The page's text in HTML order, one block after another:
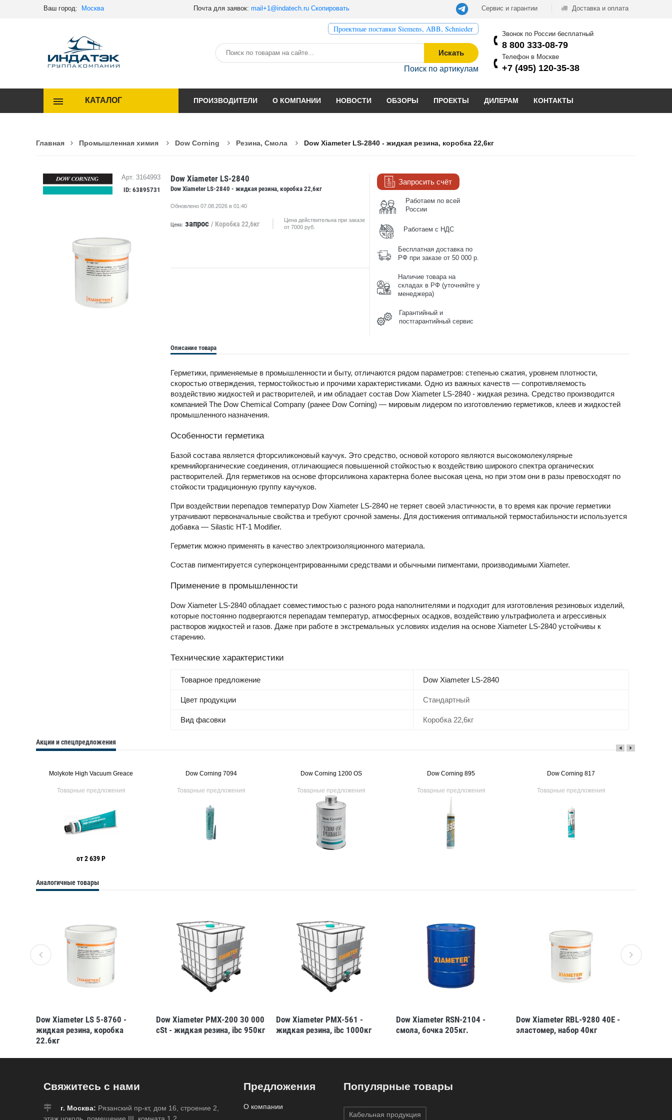
Ваш город: Москва Почта для заявок: mail+1@indatech.ru Скопировать Сервис и гарантии Доставка и оплата
Проектные поставки Siemens, ABB, Schnieder
Искать
Поиск по артикулам
Звонок по России бесплатный
8 800 333-08-79
Телефон в Москве
+7 (495) 120-35-38
КАТАЛОГ ПРОИЗВОДИТЕЛИ О КОМПАНИИ НОВОСТИ ОБЗОРЫ ПРОЕКТЫ ДИЛЕРАМ КОНТАКТЫ
Главная Промышленная химия Dow Corning Резина, Смола Dow Xiameter LS-2840 - жидкая резина, коробка 22,6кг
Арт. 3164993
ID: 63895731
Dow Xiameter LS-2840
Dow Xiameter LS-2840 - жидкая резина, коробка 22,6кг
Обновлено 07.08.2026 в 01:40
Цена: запрос / Коробка 22,6кг
Цена действительна при заказе
от 7000 руб.
Запросить счёт
Работаем по всей
России
Работаем с НДС
Бесплатная доставка по
РФ при заказе от 50 000 р.
Наличие товара на
складах в РФ (уточняйте у
менеджера)
Гарантийный и
постгарантийный сервис
Описание товара
Герметики, применяемые в промышленности и быту, отличаются рядом параметров: степенью сжатия, уровнем плотности,
скоростью отверждения, термостойкостью и прочими характеристиками. Одно из важных качеств — сопротивляемость
воздействию жидкостей и растворителей, и им обладает состав Dow Xiameter LS-2840 - жидкая резина. Средство производится
компанией The Dow Chemical Company (ранее Dow Corning) — мировым лидером по изготовлению герметиков, клеев и жидкостей
промышленного назначения.
Особенности герметика
Базой состава является фторсиликоновый каучук. Это средство, основой которого являются высокомолекулярные
кремнийорганические соединения, отличающиеся повышенной стойкостью к воздействию широкого спектра органических
растворителей. Для герметиков на основе фторсиликона характерна более высокая цена, но при этом они в разы превосходят по
стойкости традиционную группу каучуков.
При воздействии перепадов температур Dow Xiameter LS-2840 не теряет своей эластичности, в то время как прочие герметики
утрачивают первоначальные свойства и требуют срочной замены. Для достижения оптимальной термостабильности используется
добавка — Silastic HT-1 Modifier.
Герметик можно применять в качество электроизоляционного материала.
Состав пигментируется суперконцентрированными средствами и обычными пигментами, производимыми Xiameter.
Применение в промышленности
Dow Xiameter LS-2840 обладает совместимостью с разного рода наполнителями и подходит для изготовления резиновых изделий,
которые постоянно подвергаются перепадам температур, атмосферных осадков, воздействию ультрафиолета и агрессивных
растворов жидкостей и газов. Даже при работе в экстремальных условиях изделия на основе Xiameter LS-2840 устойчивы к
старению.
Технические характеристики
Товарное предложение Dow Xiameter LS-2840
Цвет продукции Стандартный
Вид фасовки Коробка 22,6кг
Акции и спецпредложения
Molykote High Vacuum Greace
Товарные предложения
от 2 639 Р
Dow Corning 7094
Товарные предложения
Dow Corning 1200 OS
Товарные предложения
Dow Corning 895
Товарные предложения
Dow Corning 817
Товарные предложения
Аналогичные товары
Dow Xiameter LS 5-8760 -
жидкая резина, коробка
22.6кг
Dow Xiameter PMX-200 30 000
cSt - жидкая резина, ibc 950кг
Dow Xiameter PMX-561 -
жидкая резина, ibc 1000кг
Dow Xiameter RSN-2104 -
смола, бочка 205кг.
Dow Xiameter RBL-9280 40E -
эластомер, набор 40кг
Свяжитесь с нами
г. Москва: Рязанский пр-кт, дом 16, строение 2,
Предложения
О компании
Популярные товары
Кабельная продукция